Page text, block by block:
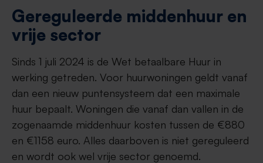
Gereguleerde middenhuur en
vrije sector
Sinds 1 juli 2024 is de Wet betaalbare Huur in
werking getreden. Voor huurwoningen geldt vanaf
dan een nieuw puntensysteem dat een maximale
huur bepaalt. Woningen die vanaf dan vallen in de
zogenaamde middenhuur kosten tussen de €880
en €1158 euro. Alles daarboven is niet gereguleerd
en wordt ook wel vrije sector genoemd.